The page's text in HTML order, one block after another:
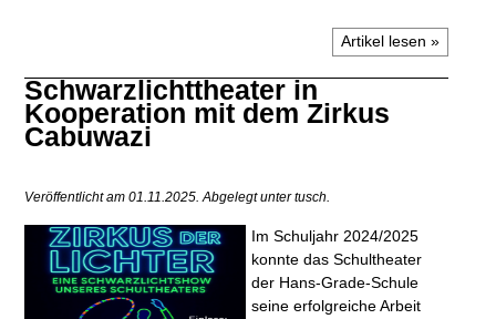
Artikel lesen »
Schwarzlichttheater in
Kooperation mit dem Zirkus
Cabuwazi
Veröffentlicht am 01.11.2025. Abgelegt unter tusch.
Im Schuljahr 2024/2025
konnte das Schultheater
der Hans-Grade-Schule
seine erfolgreiche Arbeit